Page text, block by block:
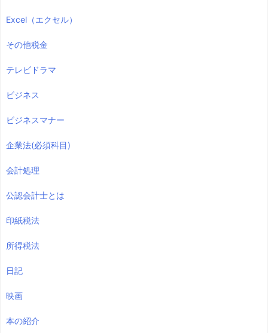
Excel（エクセル）
その他税金
テレビドラマ
ビジネス
ビジネスマナー
企業法(必須科目)
会計処理
公認会計士とは
印紙税法
所得税法
日記
映画
本の紹介